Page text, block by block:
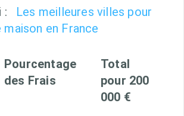
:
Les meilleures villes pour
en France
Pourcentage
des Frais
Total
pour 200
000 €